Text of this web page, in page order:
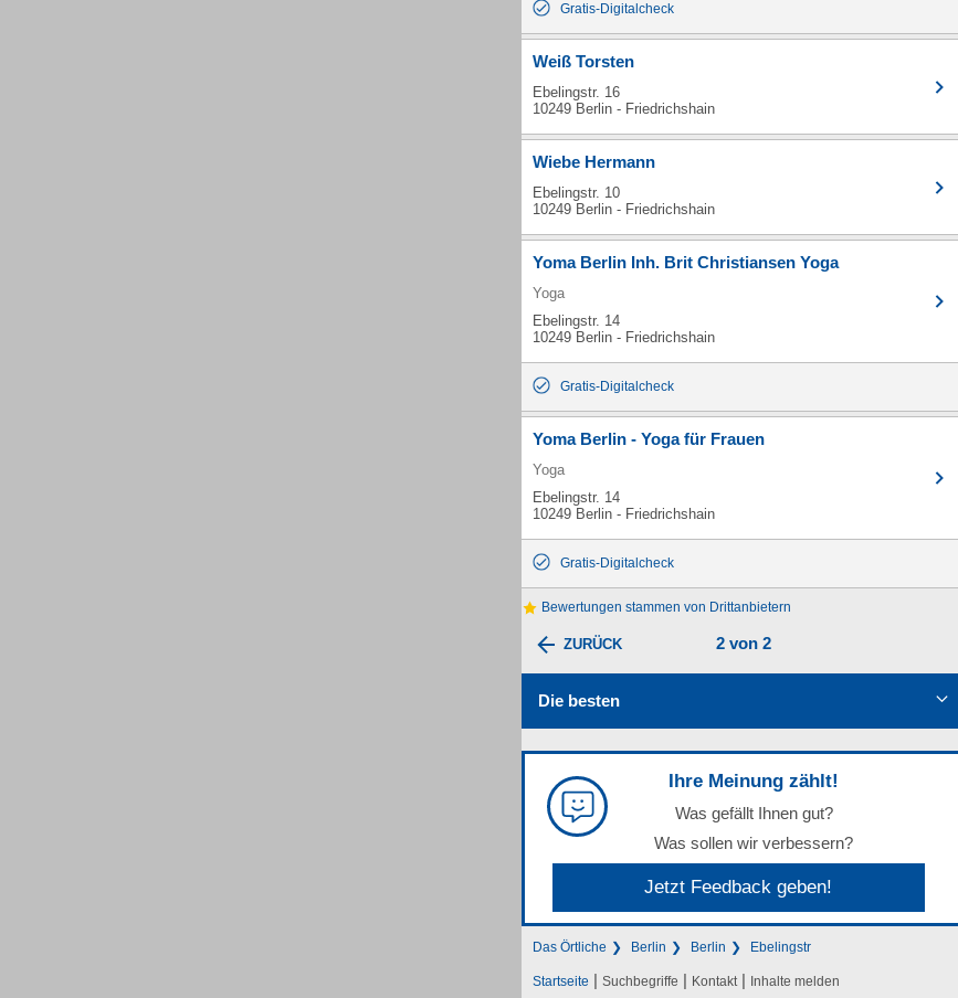
Gratis-Digitalcheck
Weiß Torsten
Ebelingstr. 16
10249 Berlin - Friedrichshain
Wiebe Hermann
Ebelingstr. 10
10249 Berlin - Friedrichshain
Yoma Berlin Inh. Brit Christiansen Yoga
Yoga
Ebelingstr. 14
10249 Berlin - Friedrichshain
Gratis-Digitalcheck
Yoma Berlin - Yoga für Frauen
Yoga
Ebelingstr. 14
10249 Berlin - Friedrichshain
Gratis-Digitalcheck
Bewertungen stammen von Drittanbietern
ZURÜCK 2 von 2
Die besten
Ihre Meinung zählt!
Was gefällt Ihnen gut?
Was sollen wir verbessern?
Jetzt Feedback geben!
Das Örtliche Berlin Berlin Ebelingstr
Startseite | Suchbegriffe | Kontakt | Inhalte melden